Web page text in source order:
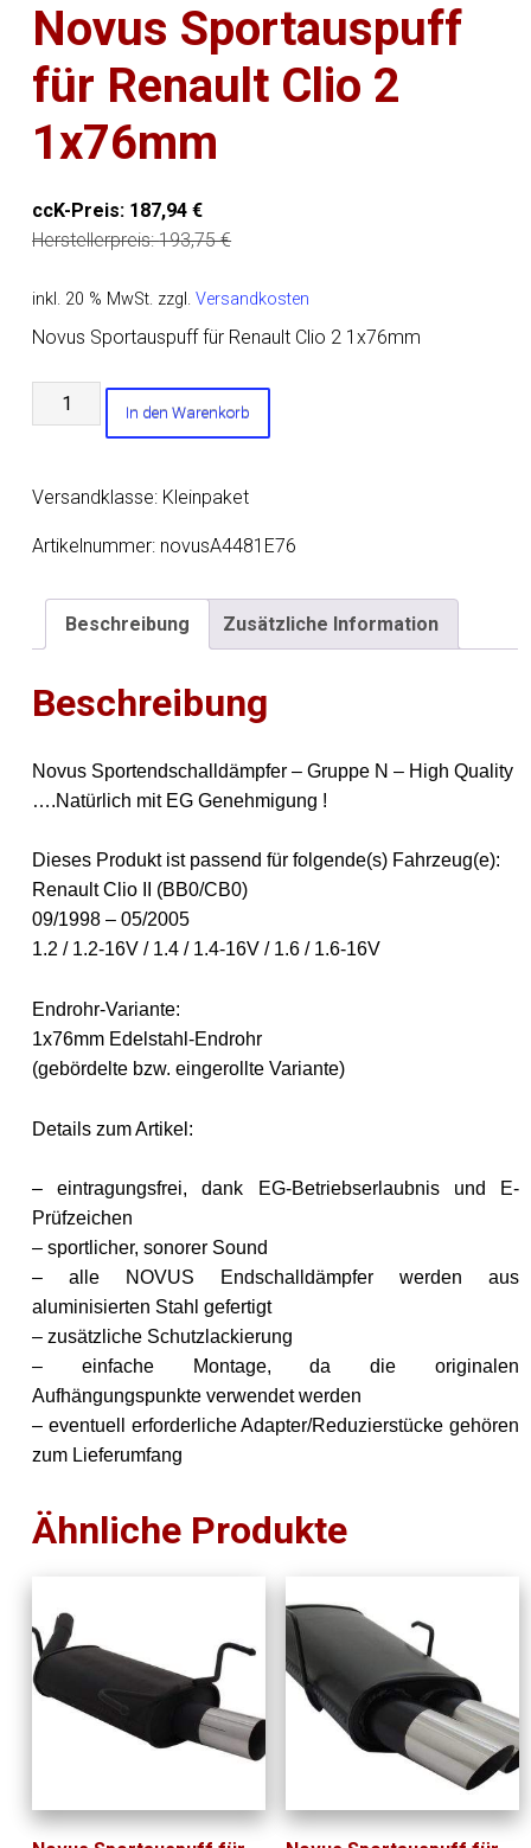
Novus Sportauspuff
für Renault Clio 2
1x76mm
ccK-Preis: 187,94€
Herstellerpreis:193,75€
inkl. 20 % MwSt. zzgl.Versandkosten
Novus Sportauspuff für Renault Clio 2 1x76mm
Novus
Sportauspuff
Renault
2
Menge
In den Warenkorb
Versandklasse: Kleinpaket
Artikelnummer: novusA4481E76
Beschreibung Zusätzliche Information
Beschreibung
Novus Sportendschalldämpfer – Gruppe N – High Quality
….Natürlich mit EG Genehmigung !
Dieses Produkt ist passend für folgende(s) Fahrzeug(e):
Renault Clio II (BB0/CB0)
09/1998 – 05/2005
1.2 / 1.2-16V / 1.4 / 1.4-16V / 1.6 / 1.6-16V
Endrohr-Variante:
1x76mm Edelstahl-Endrohr
(gebördelte bzw. eingerollte Variante)
Details zum Artikel:
– eintragungsfrei, dank EG-Betriebserlaubnis und E-
Prüfzeichen
– sportlicher, sonorer Sound
– alle NOVUS Endschalldämpfer werden aus
aluminisierten Stahl gefertigt
– zusätzliche Schutzlackierung
– einfache Montage, da die originalen
Aufhängungspunkte verwendet werden
– eventuell erforderliche Adapter/Reduzierstücke gehören
zum Lieferumfang
Ähnliche Produkte